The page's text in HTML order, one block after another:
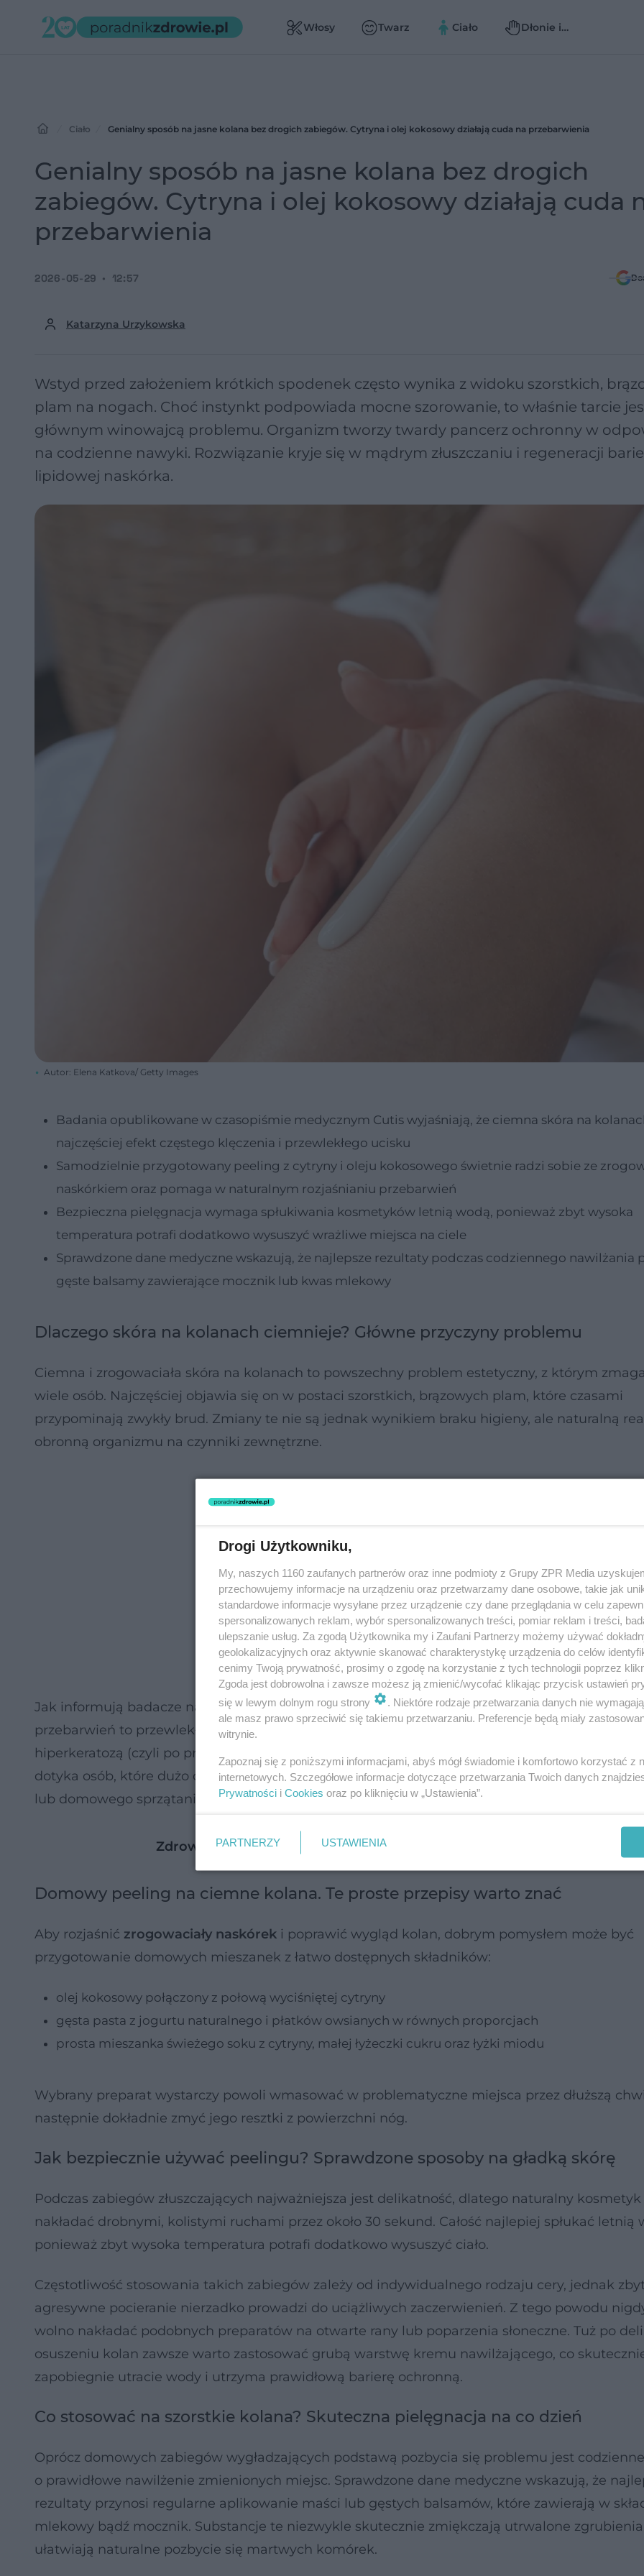
Włosy Twarz Ciało
Dłonie i
Ciało Genialny sposób na jasne kolana bez drogich zabiegów. Cytryna i olej kokosowy działają cuda na przebarwienia
Genialny sposób na jasne kolana bez drogich
zabiegów. Cytryna i olej kokosowy działają cuda
przebarwienia
Katarzyna Urzykowska
2026-05-29 12:57
Wstyd przed założeniem krótkich spodenek często wynika z widoku szorstkich,
plam na nogach. Choć instynkt podpowiada mocne szorowanie, to właśnie tarcie
głównym winowajcą problemu. Organizm tworzy twardy pancerz ochronny w
na codzienne nawyki. Rozwiązanie kryje się w mądrym złuszczaniu i regeneracji
lipidowej naskórka.
Autor: Elena Katkova/ Getty Images
Badania opublikowane w czasopiśmie medycznym Cutis wyjaśniają, że ciemna skóra na
najczęściej efekt częstego klęczenia i przewlekłego ucisku
Samodzielnie przygotowany peeling z cytryny i oleju kokosowego świetnie radzi sobie ze
naskórkiem oraz pomaga w naturalnym rozjaśnianiu przebarwień
Bezpieczna pielęgnacja wymaga spłukiwania kosmetyków letnią wodą, ponieważ zbyt wysoka
temperatura potrafi dodatkowo wysuszyć wrażliwe miejsca na ciele
Sprawdzone dane medyczne wskazują, że najlepsze rezultaty podczas codziennego nawilżania
gęste balsamy zawierające mocznik lub kwas mlekowy
Dlaczego skóra na kolanach ciemnieje? Główne przyczyny problemu
Ciemna i zrogowaciała skóra na kolanach to powszechny problem estetyczny, z którym
wiele osób. Najczęściej objawia się on w postaci szorstkich, brązowych plam, które czasami
przypominają zwykły brud. Zmiany te nie są jednak wynikiem braku higieny, ale naturalną
obronną organizmu na czynniki zewnętrzne.
Jak informują badacze na łamach czasopisma medycznego Cutis, główne powody
przebarwień to przewlekły nacisk oraz powtarzające się tarcie. W medycynie taki stan nazywa
hiperkeratozą (czyli po prostu nadmiernym rogowaceniem naskórka). Problem ten bardzo
dotyka osób, które dużo czasu spędzają w pozycji klęczącej, na przykład podczas pielęgnacji
lub domowego sprzątania.
Zdrowo Odpytani: peptydy w codziennej pielęgnacji
Domowy peeling na ciemne kolana. Te proste przepisy warto znać
Aby rozjaśnić zrogowaciały naskórek i poprawić wygląd kolan, dobrym pomysłem może być
przygotowanie domowych mieszanek z łatwo dostępnych składników:
olej kokosowy połączony z połową wyciśniętej cytryny
gęsta pasta z jogurtu naturalnego i płatków owsianych w równych proporcjach
prosta mieszanka świeżego soku z cytryny, małej łyżeczki cukru oraz łyżki miodu
Wybrany preparat wystarczy powoli wmasować w problematyczne miejsca przez dłuższą
następnie dokładnie zmyć jego resztki z powierzchni nóg.
Jak bezpiecznie używać peelingu? Sprawdzone sposoby na gładką skórę
Podczas zabiegów złuszczających najważniejsza jest delikatność, dlatego naturalny kosmetyk
nakładać drobnymi, kolistymi ruchami przez około 30 sekund. Całość najlepiej spłukać letnią
ponieważ zbyt wysoka temperatura potrafi dodatkowo wysuszyć ciało.
Częstotliwość stosowania takich zabiegów zależy od indywidualnego rodzaju cery, jednak
agresywne pocieranie nierzadko prowadzi do uciążliwych zaczerwienień. Z tego powodu
wolno nakładać podobnych preparatów na otwarte rany lub poparzenia słoneczne. Tuż po
osuszeniu kolan zawsze warto zastosować grubą warstwę kremu nawilżającego, co
zapobiegnie utracie wody i utrzyma prawidłową barierę ochronną.
Co stosować na szorstkie kolana? Skuteczna pielęgnacja na co dzień
Oprócz domowych zabiegów wygładzających podstawą pozbycia się problemu jest
o prawidłowe nawilżenie zmienionych miejsc. Sprawdzone dane medyczne wskazują, że
rezultaty przynosi regularne aplikowanie maści lub gęstych balsamów, które zawierają w
mlekowy bądź mocznik. Substancje te niezwykle skutecznie zmiękczają utrwalone
ułatwiają naturalne pozbycie się martwych komórek.
Drogi Użytkowniku,
My, naszych 1160 zaufanych partnerów oraz inne podmioty z Grupy ZPR Media
przechowujemy informacje na urządzeniu oraz przetwarzamy dane osobowe, takie jak
standardowe informacje wysyłane przez urządzenie czy dane przeglądania w celu
spersonalizowanych reklam, wybór spersonalizowanych treści, pomiar reklam i treści,
ulepszanie usług. Za zgodą Użytkownika my i Zaufani Partnerzy możemy używać
geolokalizacyjnych oraz aktywnie skanować charakterystykę urządzenia do celów
cenimy Twoją prywatność, prosimy o zgodę na korzystanie z tych technologii poprzez
Zgoda jest dobrowolna i zawsze możesz ją zmienić/wycofać klikając przycisk ustawień
się w lewym dolnym rogu strony
. Niektóre rodzaje przetwarzania danych nie
ale masz prawo sprzeciwić się takiemu przetwarzaniu. Preferencje będą miały
witrynie.
Zapoznaj się z poniższymi informacjami, abyś mógł świadomie i komfortowo korzystać z
internetowych. Szczegółowe informacje dotyczące przetwarzania Twoich danych
Prywatności i Cookies oraz po kliknięciu w „Ustawienia”.
PARTNERZY USTAWIENIA